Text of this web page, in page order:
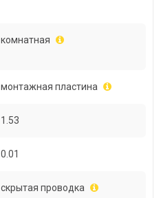
комнатная
монтажная пластина
1.53
0.01
скрытая проводка